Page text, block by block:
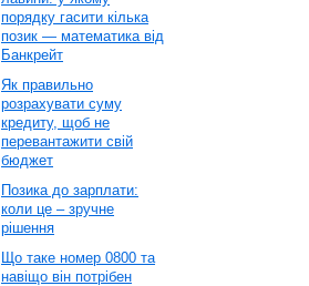
порядку гасити кілька
позик — математика від
Банкрейт
Як правильно
розрахувати суму
кредиту, щоб не
перевантажити свій
бюджет
Позика до зарплати:
коли це – зручне
рішення
Що таке номер 0800 та
навіщо він потрібен